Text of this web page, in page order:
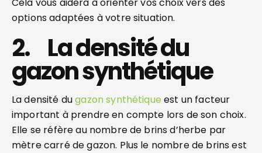
options adaptées à votre situation.
2. La densité du
gazon synthétique
La densité dugazon synthétique est un facteur
important à prendre en compte lors de son choix.
Elle se réfère au nombre de brins d’herbe par
mètre carré de gazon. Plus le nombre de brins est